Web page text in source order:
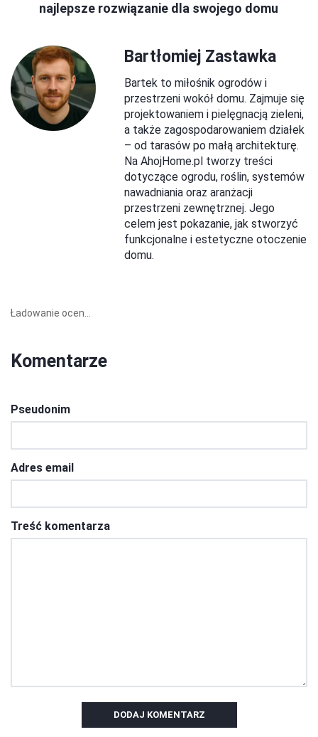
najlepsze rozwiązanie dla swojego domu
Bartłomiej Zastawka
Bartek to miłośnik ogrodów i
przestrzeni wokół domu. Zajmuje się
projektowaniem i pielęgnacją zieleni,
a także zagospodarowaniem działek
– od tarasów po małą architekturę.
Na AhojHome.pl tworzy treści
dotyczące ogrodu, roślin, systemów
nawadniania oraz aranżacji
przestrzeni zewnętrznej. Jego
celem jest pokazanie, jak stworzyć
funkcjonalne i estetyczne otoczenie
domu.
Ładowanie ocen...
Komentarze
Pseudonim
Adres email
Treść komentarza
DODAJ KOMENTARZ